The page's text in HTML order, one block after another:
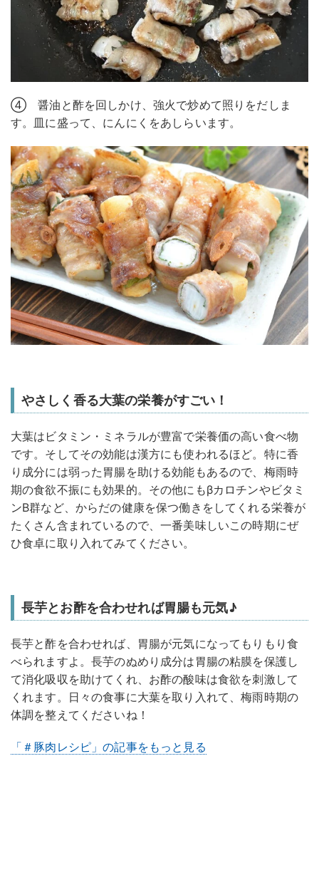
④ 醤油と酢を回しかけ、強火で炒めて照りをだしま
す。皿に盛って、にんにくをあしらいます。
やさしく香る大葉の栄養がすごい！
大葉はビタミン・ミネラルが豊富で栄養価の高い食べ物
です。そしてその効能は漢方にも使われるほど。特に香
り成分には弱った胃腸を助ける効能もあるので、梅雨時
期の食欲不振にも効果的。その他にもβカロチンやビタミ
ンB群など、からだの健康を保つ働きをしてくれる栄養が
たくさん含まれているので、一番美味しいこの時期にぜ
ひ食卓に取り入れてみてください。
長芋とお酢を合わせれば胃腸も元気♪
長芋と酢を合わせれば、胃腸が元気になってもりもり食
べられますよ。長芋のぬめり成分は胃腸の粘膜を保護し
て消化吸収を助けてくれ、お酢の酸味は食欲を刺激して
くれます。日々の食事に大葉を取り入れて、梅雨時期の
体調を整えてくださいね！
「＃豚肉レシピ」の記事をもっと見る